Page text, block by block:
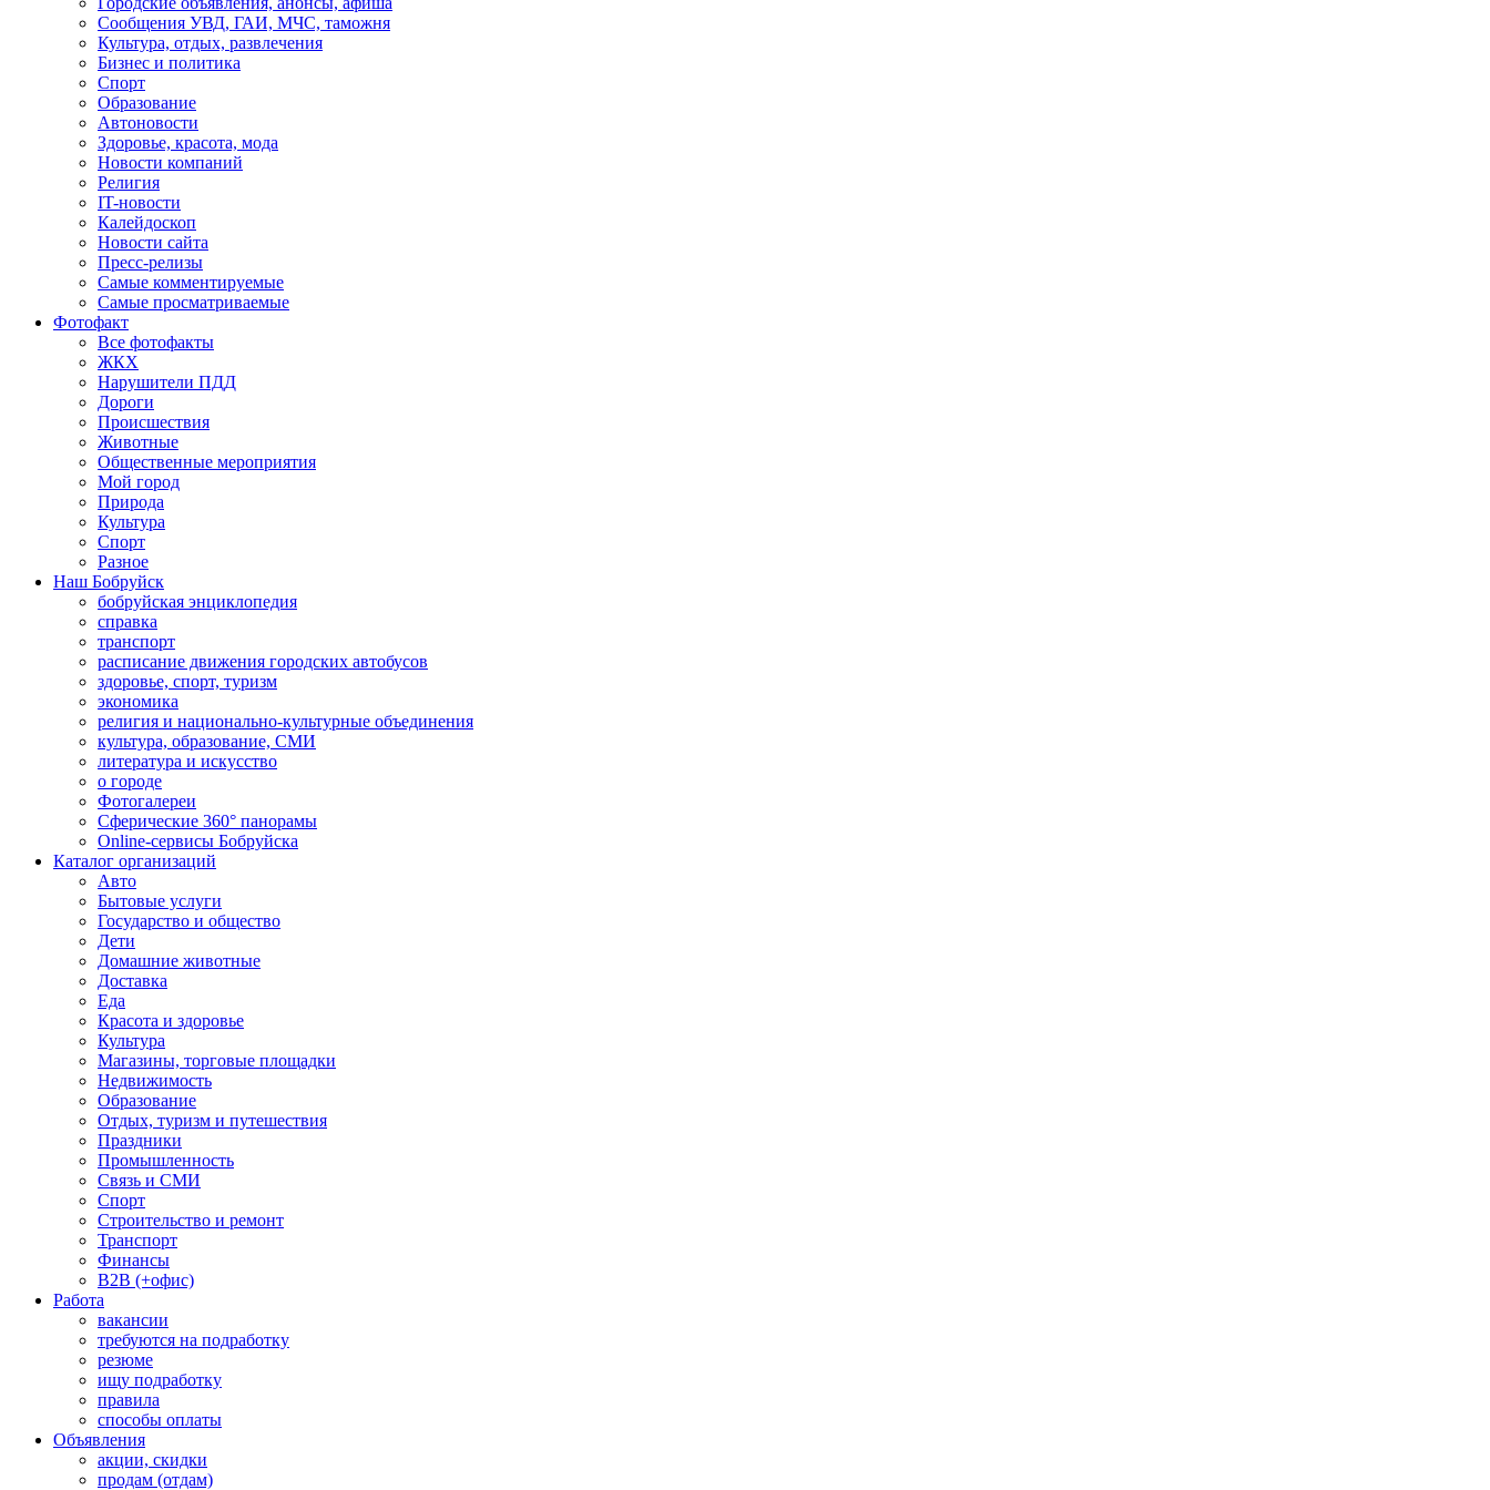
Сообщения УВД, ГАИ, МЧС, таможня
Культура, отдых, развлечения
Бизнес и политика
Спорт
Образование
Автоновости
Здоровье, красота, мода
Новости компаний
Религия
IT-новости
Калейдоскоп
Новости сайта
Пресс-релизы
Самые комментируемые
Самые просматриваемые
Фотофакт
Все фотофакты
ЖКХ
Нарушители ПДД
Дороги
Происшествия
Животные
Общественные мероприятия
Мой город
Природа
Культура
Спорт
Разное
Наш Бобруйск
бобруйская энциклопедия
справка
транспорт
расписание движения городских автобусов
здоровье, спорт, туризм
экономика
религия и национально-культурные объединения
культура, образование, СМИ
литература и искусство
о городе
Фотогалереи
Сферические 360° панорамы
Online-сервисы Бобруйска
Каталог организаций
Авто
Бытовые услуги
Государство и общество
Дети
Домашние животные
Доставка
Еда
Красота и здоровье
Культура
Магазины, торговые площадки
Недвижимость
Образование
Отдых, туризм и путешествия
Праздники
Промышленность
Связь и СМИ
Спорт
Строительство и ремонт
Транспорт
Финансы
B2B (+офис)
Работа
вакансии
требуются на подработку
резюме
ищу подработку
правила
способы оплаты
Объявления
акции, скидки
продам (отдам)